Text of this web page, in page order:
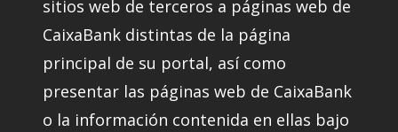
sitios web de terceros a páginas web de
CaixaBank distintas de la página
principal de su portal, así como
presentar las páginas web de CaixaBank
o la información contenida en ellas bajo